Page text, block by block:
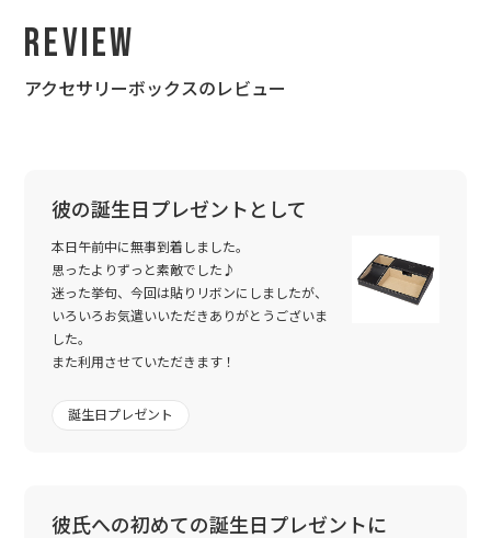
Review
アクセサリーボックスのレビュー
彼の誕生日プレゼントとして
本日午前中に無事到着しました。
思ったよりずっと素敵でした♪
迷った挙句、今回は貼りリボンにしましたが、
いろいろお気遣いいただきありがとうございま
した。
また利用させていただきます！
誕生日プレゼント
彼氏への初めての誕生日プレゼントに